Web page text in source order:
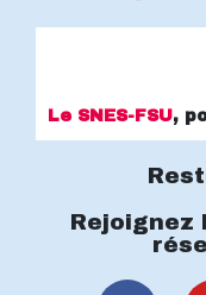
Le SNES-FSU,
Rejoignez